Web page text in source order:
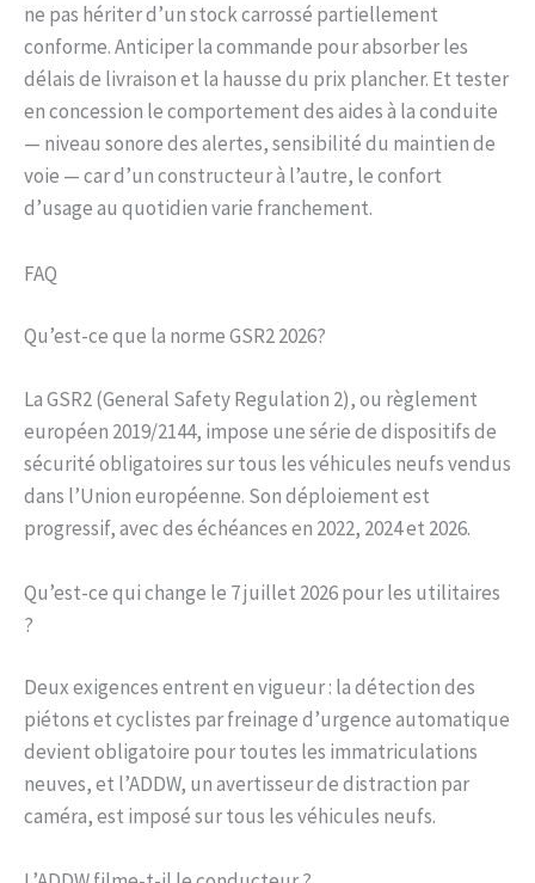
ne pas hériter d’un stock carrossé partiellement
conforme. Anticiper la commande pour absorber les
délais de livraison et la hausse du prix plancher. Et tester
en concession le comportement des aides à la conduite
— niveau sonore des alertes, sensibilité du maintien de
voie — car d’un constructeur à l’autre, le confort
d’usage au quotidien varie franchement.
FAQ
Qu’est-ce que la norme GSR2 2026?
La GSR2 (General Safety Regulation 2), ou règlement
européen 2019/2144, impose une série de dispositifs de
sécurité obligatoires sur tous les véhicules neufs vendus
dans l’Union européenne. Son déploiement est
progressif, avec des échéances en 2022, 2024 et 2026.
Qu’est-ce qui change le 7 juillet 2026 pour les utilitaires
?
Deux exigences entrent en vigueur : la détection des
piétons et cyclistes par freinage d’urgence automatique
devient obligatoire pour toutes les immatriculations
neuves, et l’ADDW, un avertisseur de distraction par
caméra, est imposé sur tous les véhicules neufs.